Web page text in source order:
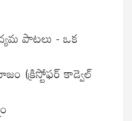
పాటలు - ఒక
(క్రిస్టోఫర్ కాడ్వెల్